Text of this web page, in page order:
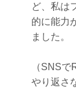
ど、私は
的に能力
ました。
（SNS
やり返さ